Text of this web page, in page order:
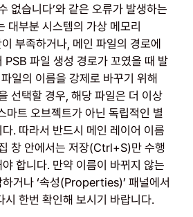
없습니다’와 같은 오류가 발생하는
대부분 시스템의 가상 메모리
부족하거나, 메인 파일의 경로에
PSB 파일 생성 경로가 꼬였을 때 발
일의 이름을 강제로 바꾸기 위해
선택할 경우, 해당 파일은 더 이상
마트 오브젝트가 아닌 독립적인 별
. 따라서 반드시 메인 레이어 이름
창 안에서는 저장(Ctrl+S)만 수행
합니다. 만약 이름이 바뀌지 않는
거나 ‘속성(Properties)’ 패널에서
시 한번 확인해 보시기 바랍니다.